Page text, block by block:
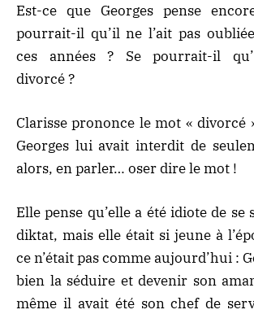
Est-ce que Georges pense
pourrait-il qu’il ne l’ait pas
ces années ? Se pourrait-il
divorcé ?
Clarisse prononce le mot « divorcé
Georges lui avait interdit de
alors, en parler… oser dire le mot !
Elle pense qu’elle a été idiote de se
diktat, mais elle était si jeune à
ce n’était pas comme aujourd’hui :
bien la séduire et devenir son
même il avait été son chef de